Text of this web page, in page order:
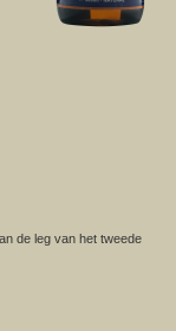
de leg van het tweede